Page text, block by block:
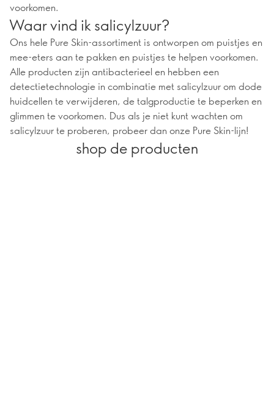
voorkomen.
Waar vind ik salicylzuur?
Ons hele Pure Skin-assortiment is ontworpen om puistjes en
mee-eters aan te pakken en puistjes te helpen voorkomen.
Alle producten zijn antibacterieel en hebben een
detectietechnologie in combinatie met salicylzuur om dode
huidcellen te verwijderen, de talgproductie te beperken en
glimmen te voorkomen. Dus als je niet kunt wachten om
salicylzuur te proberen, probeer dan onze Pure Skin-lijn!
shop de producten